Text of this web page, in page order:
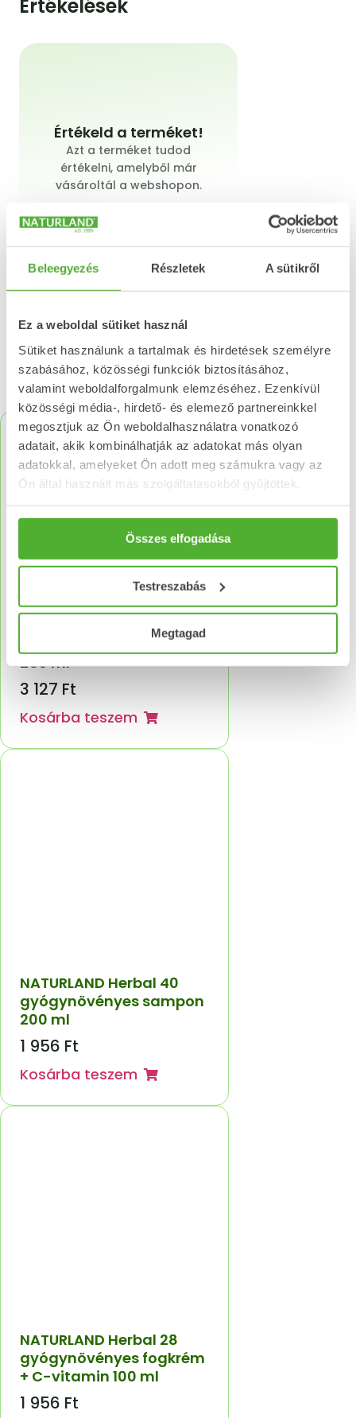
Beleegyezés Részletek A sütikről
Ez a weboldal sütiket használ
Sütiket használunk a tartalmak és hirdetések személyre
szabásához, közösségi funkciók biztosításához,
valamint weboldalforgalmunk elemzéséhez. Ezenkívül
közösségi média-, hirdető- és elemező partnereinkkel
megosztjuk az Ön weboldalhasználatra vonatkozó
adatait, akik kombinálhatják az adatokat más olyan
adatokkal, amelyeket Ön adott meg számukra vagy az
Ön által használt más szolgáltatásokból gyűjtöttek.
Összes elfogadása
Testreszabás
Megtagad
Értékelések
Értékeld a terméket!
Azt a terméket tudod
értékelni, amelyből már
vásároltál a webshopon.
Kapcsolódó termékek
Naturstar Aloe Vera gél
250 ml
3 127 Ft
Kosárba teszem
NATURLAND Herbal 40
gyógynövényes sampon
200 ml
1 956 Ft
Kosárba teszem
NATURLAND Herbal 28
gyógynövényes fogkrém
+ C-vitamin 100 ml
1 956 Ft